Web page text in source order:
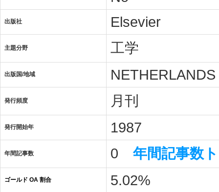
出版社 Elsevier
主題分野 工学
出版国/地域 NETHERLANDS
発行頻度 月刊
発行開始年 1987
年間記事数 0 年間記事数
ゴールド OA 割合 5.02%